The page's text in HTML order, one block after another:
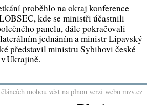
proběhlo na okraj konference
kde se ministři účastnili
panelu, dále pokračovali
jednáním a ministr Lipavský
představil ministru Sybihovi české
Ukrajině.
mohou vést na plnou verzi webu mzv.cz